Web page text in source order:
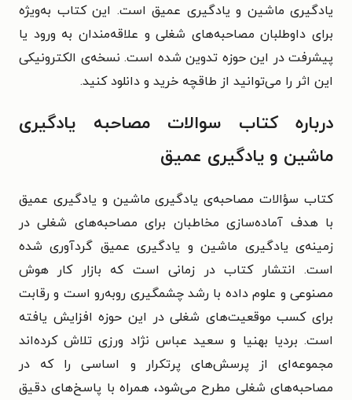
یادگیری ماشین و یادگیری عمیق است. این کتاب به‌ویژه
برای داوطلبان مصاحبه‌های شغلی و علاقه‌مندان به ورود یا
پیشرفت در این حوزه تدوین شده است. نسخه‌ی الکترونیکی
این اثر را می‌توانید از طاقچه خرید و دانلود کنید.
درباره کتاب سوالات مصاحبه یادگیری
ماشین و یادگیری عمیق
کتاب سؤالات مصاحبه‌ی یادگیری ماشین و یادگیری عمیق
با هدف آماده‌سازی مخاطبان برای مصاحبه‌های شغلی در
زمینه‌ی یادگیری ماشین و یادگیری عمیق گردآوری شده
است. انتشار کتاب در زمانی است که بازار کار هوش
مصنوعی و علوم داده با رشد چشمگیری روبه‌رو است و رقابت
برای کسب موقعیت‌های شغلی در این حوزه افزایش یافته
است. بردیا بهنیا و سعید عباس‌ نژاد ورزی تلاش کرده‌اند
مجموعه‌ای از پرسش‌های پرتکرار و اساسی را که در
مصاحبه‌های شغلی مطرح می‌شود، همراه با پاسخ‌های دقیق